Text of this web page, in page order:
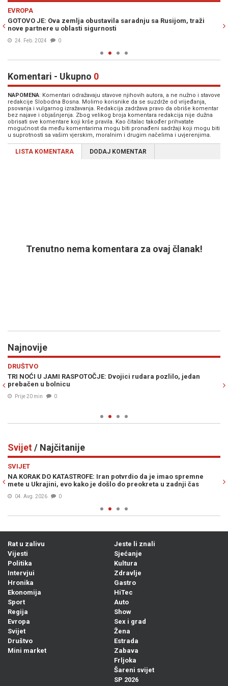
EVROPA
GOTOVO JE: Ova zemlja obustavila saradnju sa Rusijom, traži
nove partnere u oblasti sigurnosti
24. Feb. 2024 0
Komentari - Ukupno 0
NAPOMENA: Komentari odražavaju stavove njihovih autora, a ne nužno i stavove
redakcije Slobodna Bosna. Molimo korisnike da se suzdrže od vrijeđanja,
psovanja i vulgarnog izražavanja. Redakcija zadržava pravo da obriše komentar
bez najave i objašnjenja. Zbog velikog broja komentara redakcija nije dužna
obrisati sve komentare koji krše pravila. Kao čitalac također prihvatate
mogućnost da među komentarima mogu biti pronađeni sadržaji koji mogu biti
u suprotnosti sa vašim vjerskim, moralnim i drugim načelima i uvjerenjima.
LISTA KOMENTARA DODAJ KOMENTAR
Trenutno nema komentara za ovaj članak!
Najnovije
DRUŠTVO
TRI NOĆI U JAMI RASPOTOČJE: Dvojici rudara pozlilo, jedan
prebačen u bolnicu
Prije 20 min 0
Previous
Svijet/ Najčitanije
SVIJET
NA KORAK DO KATASTROFE: Iran potvrdio da je imao spremne
mete u Ukrajini, evo kako je došlo do preokreta u zadnji čas
04. Avg. 2026 0
Rat u zalivu
Vijesti
Politika
Intervjui
Hronika
Ekonomija
Sport
Regija
Evropa
Svijet
Društvo
Mini market
Jeste li znali
Sjećanje
Kultura
Zdravlje
Gastro
HiTec
Auto
Show
Sex i grad
Žena
Estrada
Zabava
Frljoka
Šareni svijet
SP 2026